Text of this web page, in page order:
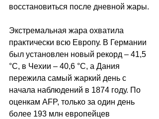
восстановиться после дневной жары.
Экстремальная жара охватила
практически всю Европу. В Германии
был установлен новый рекорд – 41,5
°C, в Чехии – 40,6 °C, а Дания
пережила самый жаркий день с
начала наблюдений в 1874 году. По
оценкам AFP, только за один день
более 193 млн европейцев